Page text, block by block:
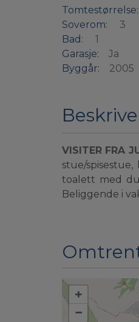
Tomtestørrelse:
Soverom:
3
Bad:
1
Garasje:
Ja
Byggår:
2005
VISITER FRA
stue/
toalett med
Beliggende i
+
−